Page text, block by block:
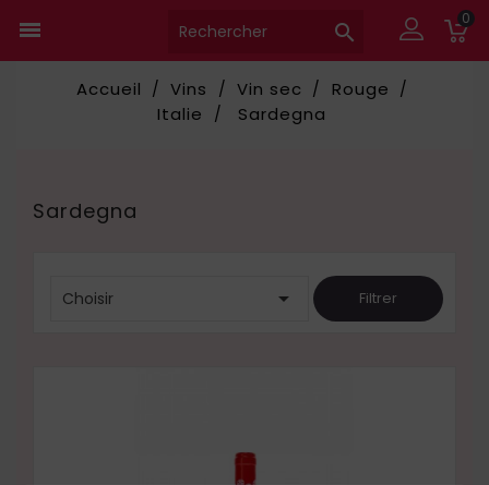
 
0
Accueil Vins Vin sec
Rouge
Italie
Sardegna
Sardegna
Choisir  Filtrer